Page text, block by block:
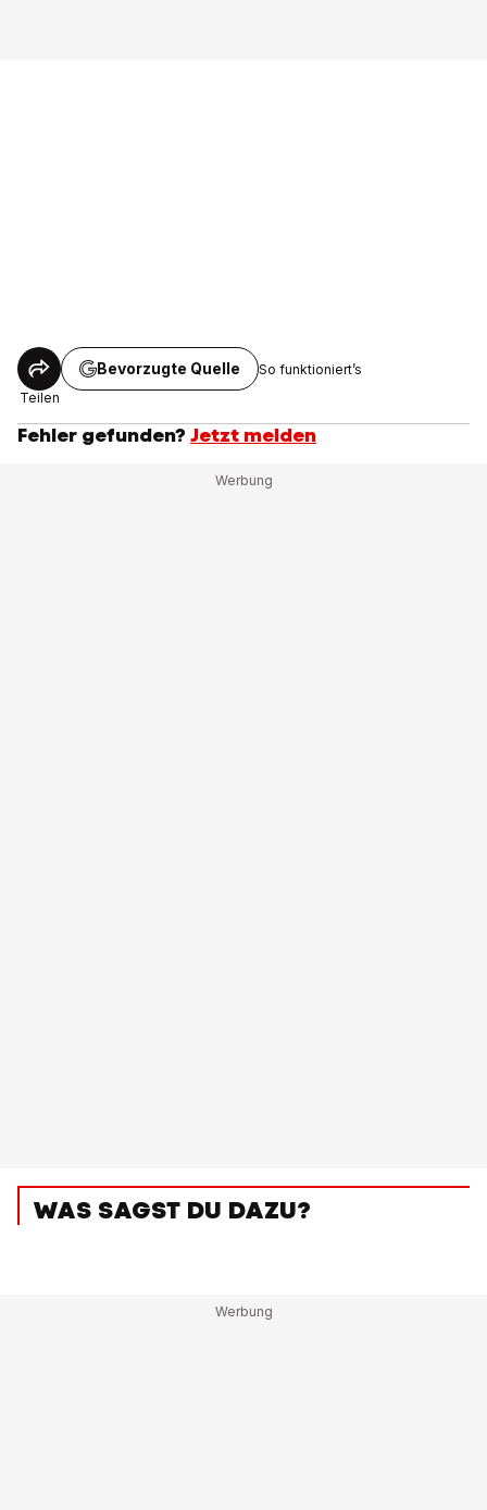
Teilen
Bevorzugte Quelle So funktioniert’s
Fehler gefunden? Jetzt melden
WAS SAGST DU DAZU?